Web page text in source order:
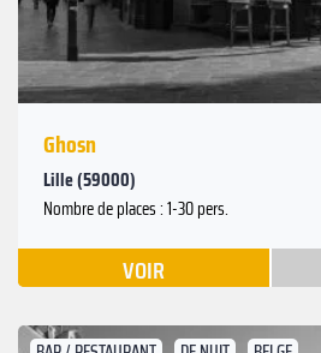
Ghosn
Lille (59000)
Nombre de places : 1-30 pers.
VOIR